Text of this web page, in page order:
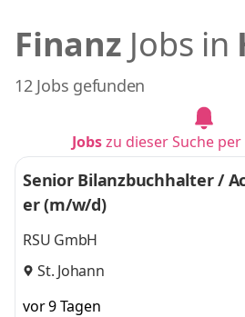
Finanz Jobs in
12 Jobs gefunden
Jobszu dieser Suche
Senior Bilanzbuchhalter /
er (m/w/d)
RSU GmbH
St. Johann
vor 9 Tagen